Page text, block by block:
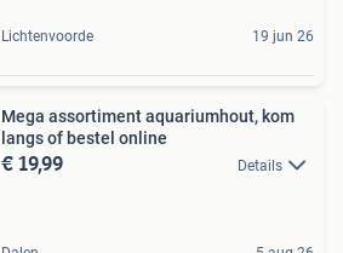
Lichtenvoorde 19 jun 26
Mega assortiment aquariumhout, kom
langs of bestel online
€ 19,99 Details